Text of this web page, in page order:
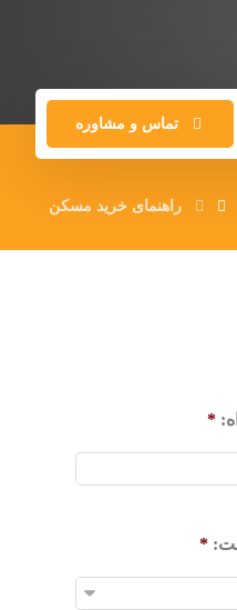
تماس و مشاوره
راهنمای خرید مسکن
*
*